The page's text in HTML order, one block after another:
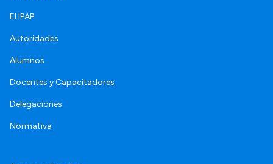
El IPAP
Autoridades
Alumnos
Docentes y Capacitadores
Delegaciones
Normativa